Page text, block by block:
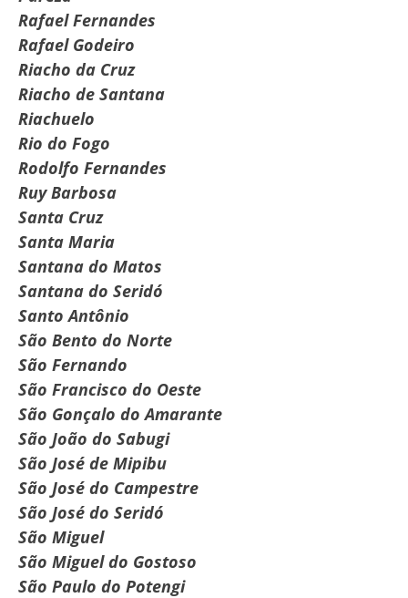
Rafael Fernandes
Rafael Godeiro
Riacho da Cruz
Riacho de Santana
Riachuelo
Rio do Fogo
Rodolfo Fernandes
Ruy Barbosa
Santa Cruz
Santa Maria
Santana do Matos
Santana do Seridó
Santo Antônio
São Bento do Norte
São Fernando
São Francisco do Oeste
São Gonçalo do Amarante
São João do Sabugi
São José de Mipibu
São José do Campestre
São José do Seridó
São Miguel
São Miguel do Gostoso
São Paulo do Potengi